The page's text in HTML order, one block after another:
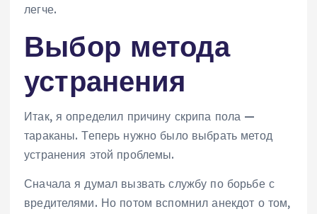
легче.
Выбор метода
устранения
Итак, я определил причину скрипа пола —
тараканы. Теперь нужно было выбрать метод
устранения этой проблемы.
Сначала я думал вызвать службу по борьбе с
вредителями. Но потом вспомнил анекдот о том,